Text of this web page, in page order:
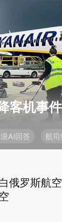
客机事
AI回答 航
俄罗斯航空